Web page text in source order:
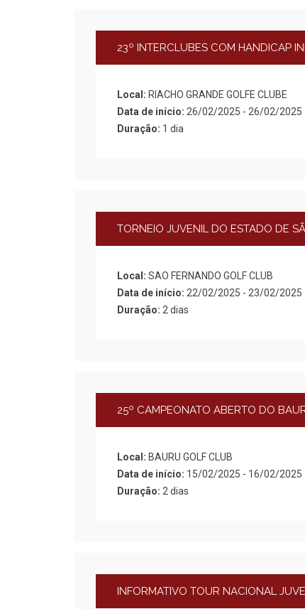
23º INTERCLUBES COM HANDICAP
Local: RIACHO GRANDE GOLFE CLUBE
Data de início: 26/02/2025 - 26/02/2025
Duração: 1 dia
TORNEIO JUVENIL DO ESTADO DE
Local: SAO FERNANDO GOLF CLUB
Data de início: 22/02/2025 - 23/02/2025
Duração: 2 dias
25º CAMPEONATO ABERTO DO
Local: BAURU GOLF CLUB
Data de início: 15/02/2025 - 16/02/2025
Duração: 2 dias
INFORMATIVO TOUR NACIONAL